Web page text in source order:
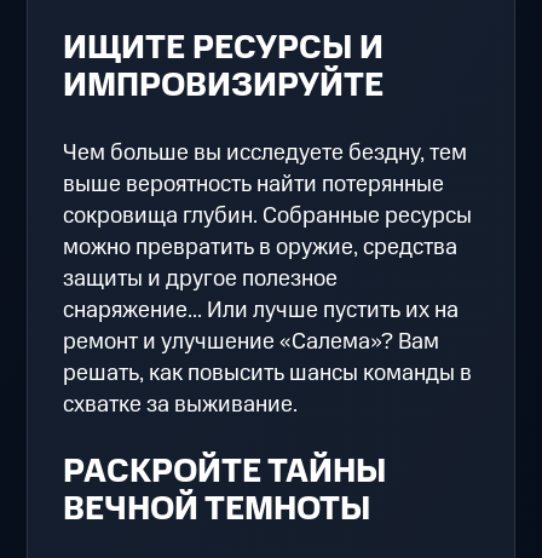
ИЩИТЕ РЕСУРСЫ И
ИМПРОВИЗИРУЙТЕ
Чем больше вы исследуете бездну, тем
выше вероятность найти потерянные
сокровища глубин. Собранные ресурсы
можно превратить в оружие, средства
защиты и другое полезное
снаряжение... Или лучше пустить их на
ремонт и улучшение «Салема»? Вам
решать, как повысить шансы команды в
схватке за выживание.
РАСКРОЙТЕ ТАЙНЫ
ВЕЧНОЙ ТЕМНОТЫ